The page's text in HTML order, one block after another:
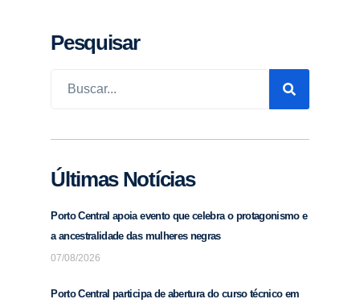
Pesquisar
Últimas Notícias
Porto Central apoia evento que celebra o protagonismo e
a ancestralidade das mulheres negras
07/08/2026
Porto Central participa de abertura do curso técnico em